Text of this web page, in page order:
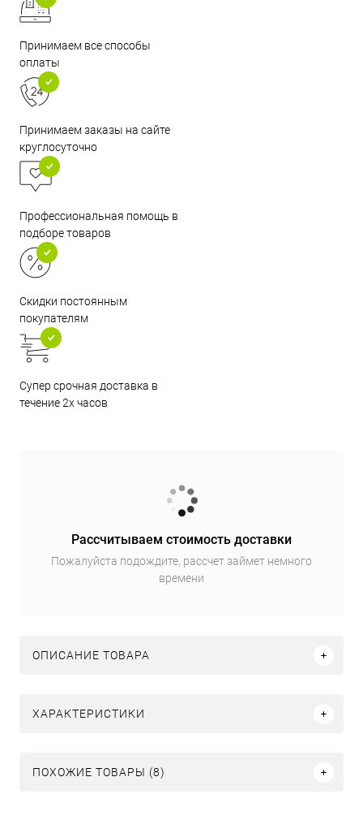
Принимаем все способы
оплаты
Принимаем заказы на сайте
круглосуточно
Профессиональная помощь в
подборе товаров
Скидки постоянным
покупателям
Супер срочная доставка в
течение 2х часов
Рассчитываем стоимость доставки
Пожалуйста подождите, рассчет займет немного
времени
ОПИСАНИЕ ТОВАРА
ХАРАКТЕРИСТИКИ
ПОХОЖИЕ ТОВАРЫ (8)